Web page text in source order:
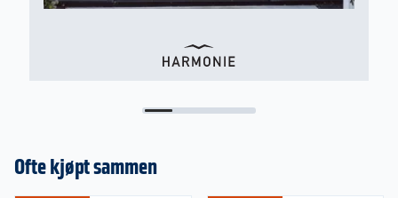
Ofte kjøpt sammen